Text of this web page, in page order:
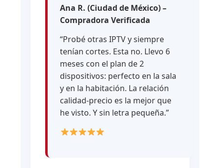
Ana R. (Ciudad de México) –
Compradora Verificada
“Probé otras IPTV y siempre
tenían cortes. Esta no. Llevo 6
meses con el plan de 2
dispositivos: perfecto en la sala
y en la habitación. La relación
calidad-precio es la mejor que
he visto. Y sin letra pequeña.”